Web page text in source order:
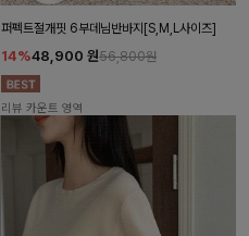
퍼펙트절개핏 6부데님반바지[S,M,L사이즈]
14%48,900 원56,800원
리뷰 카운트 영역